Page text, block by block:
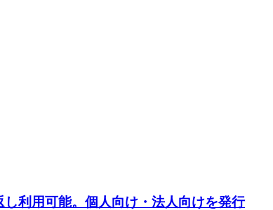
利用可能。個人向け・法人向けを発行